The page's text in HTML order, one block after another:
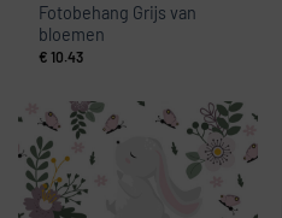
Fotobehang Grijs van
bloemen
€ 10.43